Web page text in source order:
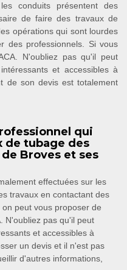
conduits présentent des
de faire des travaux de
opérations qui sont lourdes
des professionnels. Si vous
N'oubliez pas qu'il peut
et accessibles à
de son devis est totalement
qui
de tubage des
Broves et ses
effectuées sur les
travaux en contactant des
peut vous proposer de
N'oubliez pas qu'il peut
et accessibles à
un devis et il n'est pas
d'autres informations,